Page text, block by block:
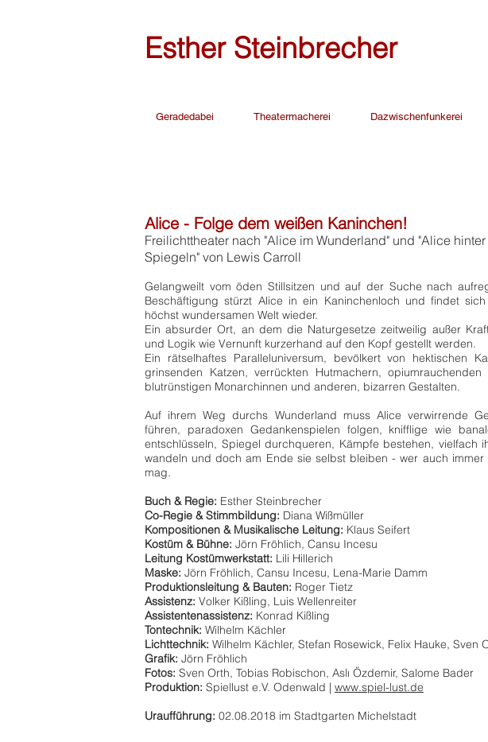
Esther Steinbrecher
Geradedabei Theatermacherei Dazwischenfunkerei
Alice - Folge dem weißen Kaninchen!
Freilichttheater nach "Alice im Wunderland" und "Alice
Spiegeln" von Lewis Carroll
Gelangweilt vom öden Stillsitzen und auf der Suche nach
Beschäftigung stürzt Alice in ein Kaninchenloch und findet
höchst wundersamen Welt wieder.
Ein absurder Ort, an dem die Naturgesetze zeitweilig außer
und Logik wie Vernunft kurzerhand auf den Kopf gestellt werden.
Ein rätselhaftes Paralleluniversum, bevölkert von hektischen
grinsenden Katzen, verrückten Hutmachern, opiumrauchenden
blutrünstigen Monarchinnen und anderen, bizarren Gestalten.
Auf ihrem Weg durchs Wunderland muss Alice verwirrende
führen, paradoxen Gedankenspielen folgen, knifflige wie
entschlüsseln, Spiegel durchqueren, Kämpfe bestehen, vielfach
wandeln und doch am Ende sie selbst bleiben - wer auch immer
mag.
Buch & Regie: Esther Steinbrecher
Co-Regie & Stimmbildung: Diana Wißmüller
Kompositionen & Musikalische Leitung: Klaus Seifert
Kostüm & Bühne: Jörn Fröhlich, Cansu Incesu
Leitung Kostümwerkstatt: Lili Hillerich
Maske: Jörn Fröhlich, Cansu Incesu, Lena-Marie Damm
Produktionsleitung & Bauten: Roger Tietz
Assistenz: Volker Kißling, Luis Wellenreiter
Assistentenassistenz: Konrad Kißling
Tontechnik: Wilhelm Kächler
Lichttechnik: Wilhelm Kächler, Stefan Rosewick, Felix Hauke, Sven
Grafik: Jörn Fröhlich
Fotos: Sven Orth, Tobias Robischon, Aslı Özdemir, Salome Bader
Produktion: Spiellust e.V. Odenwald | www.spiel-lust.de
Uraufführung: 02.08.2018 im Stadtgarten Michelstadt